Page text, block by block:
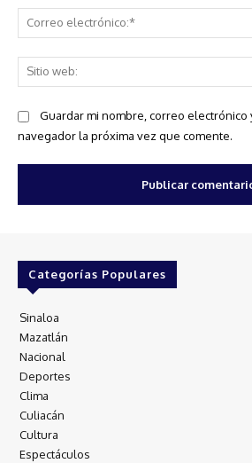
Guardar mi nombre, correo electrónico
navegador la próxima vez que comente.
Categorías Populares
Sinaloa
Mazatlán
Nacional
Deportes
Clima
Culiacán
Cultura
Espectáculos